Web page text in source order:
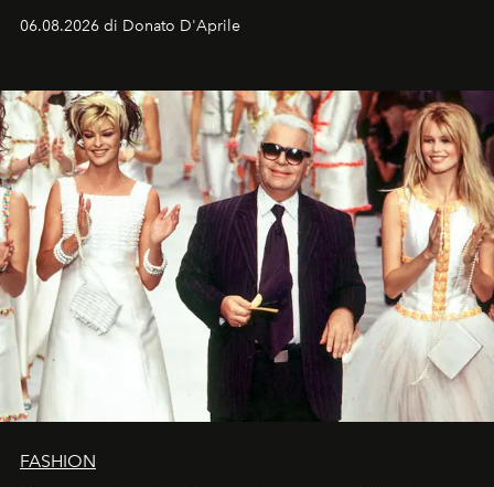
Italia la sua style evolution.
06.08.2026 di Donato D'Aprile
FASHION